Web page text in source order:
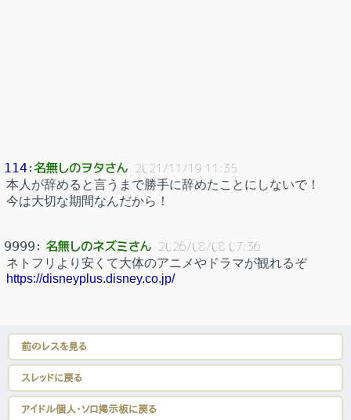
114：名無しのヲタさん 2021/11/19 11:35
本人が辞めると言うまで勝手に辞めたことにしないで！
今は大切な期間なんだから！
9999 ： 名無しのネズミさん 2026/08/08 07:36
ネトフリより安くて大体のアニメやドラマが観れるぞ
https://disneyplus.disney.co.jp/
前のレスを見る
スレッドに戻る
アイドル個人・ソロ掲示板に戻る